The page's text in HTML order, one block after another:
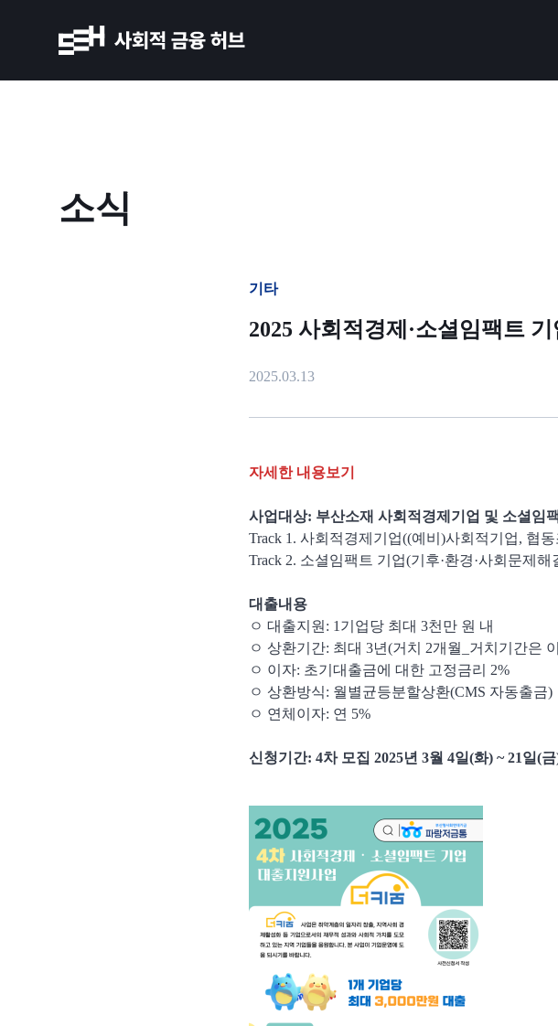
소식
기타
2025 사회적경제·소셜임팩트
2025.03.13
자세한 내용보기
사업대상: 부산소재 사회적경제기업 및 소셜임
Track 1. 사회적경제기업((예비)사회적기업, 협
Track 2. 소셜임팩트 기업(기후·환경·사회문제
대출내용
ㅇ 대출지원: 1기업당 최대 3천만 원 내
ㅇ 상환기간: 최대 3년(거치 2개월_거치기간은
ㅇ 이자: 초기대출금에 대한 고정금리 2%
ㅇ 상환방식: 월별균등분할상환(CMS 자동출금)
ㅇ 연체이자: 연 5%
신청기간: 4차 모집 2025년 3월 4일(화) ~ 21일(